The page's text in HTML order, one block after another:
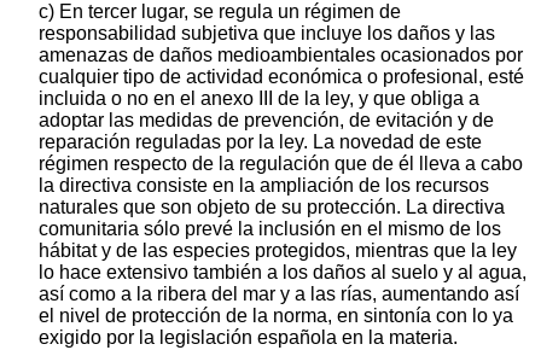
c) En tercer lugar, se regula un régimen de
responsabilidad subjetiva que incluye los daños y las
amenazas de daños medioambientales ocasionados por
cualquier tipo de actividad económica o profesional, esté
incluida o no en el anexo III de la ley, y que obliga a
adoptar las medidas de prevención, de evitación y de
reparación reguladas por la ley. La novedad de este
régimen respecto de la regulación que de él lleva a cabo
la directiva consiste en la ampliación de los recursos
naturales que son objeto de su protección. La directiva
comunitaria sólo prevé la inclusión en el mismo de los
hábitat y de las especies protegidos, mientras que la ley
lo hace extensivo también a los daños al suelo y al agua,
así como a la ribera del mar y a las rías, aumentando así
el nivel de protección de la norma, en sintonía con lo ya
exigido por la legislación española en la materia.